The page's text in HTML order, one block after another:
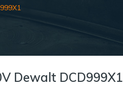
Dewalt DCD999X1